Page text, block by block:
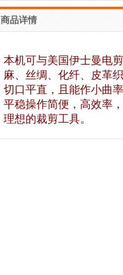
商品详情
本机可与美国伊士曼电
麻、丝绸、化纤、皮革
切口平直，且能作小曲
平稳操作简便，高效率
理想的裁剪工具。